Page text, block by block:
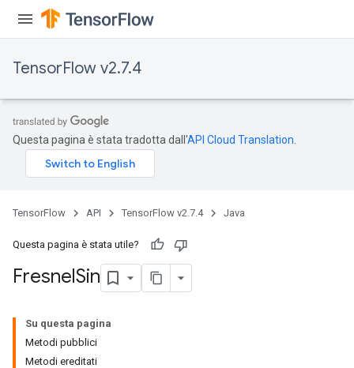
TensorFlow v2.7.4
Questa pagina è stata tradotta dall'API Cloud Translation
TensorFlow API TensorFlow v2.7.4 Java
Questa pagina è stata utile?
FresnelSin
Su questa pagina
Metodi pubblici
Metodi ereditati